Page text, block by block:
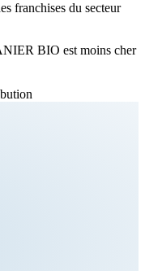
franchises du secteur
BIO est moins cher